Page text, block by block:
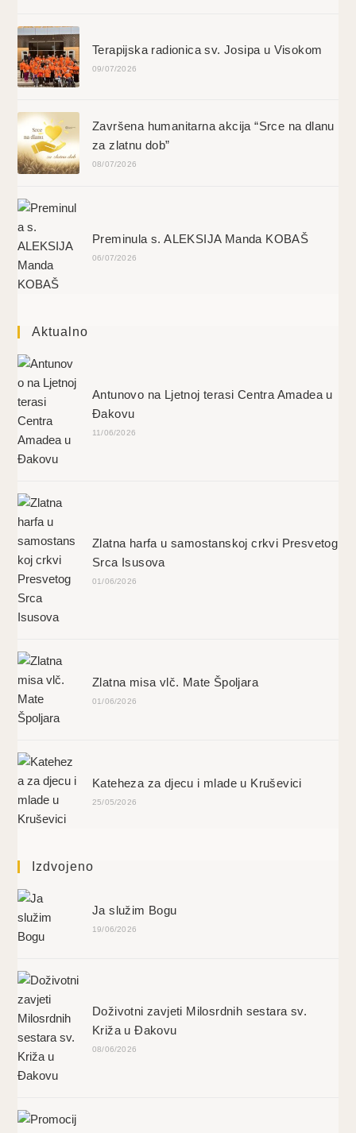
Terapijska radionica sv. Josipa u Visokom
09/07/2026
Završena humanitarna akcija “Srce na dlanu
za zlatnu dob”
08/07/2026
Preminula s. ALEKSIJA Manda KOBAŠ
06/07/2026
Aktualno
Antunovo na Ljetnoj terasi Centra Amadea u
Đakovu
11/06/2026
Zlatna harfa u samostanskoj crkvi Presvetog
Srca Isusova
01/06/2026
Zlatna misa vlč. Mate Špoljara
01/06/2026
Kateheza za djecu i mlade u Kruševici
25/05/2026
Izdvojeno
Ja služim Bogu
19/06/2026
Doživotni zavjeti Milosrdnih sestara sv.
Križa u Đakovu
08/06/2026